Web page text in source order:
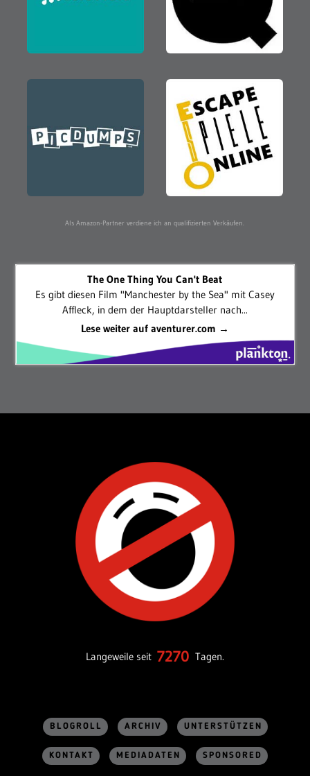
Als Amazon-Partner verdiene ich an qualifizierten Verkäufen.
The One Thing You Can't Beat
Es gibt diesen Film "Manchester by the Sea" mit Casey
Affleck, in dem der Hauptdarsteller nach...
Lese weiter auf aventurer.com →
Langeweile seit 7270 Tagen.
BLOGROLL ARCHIV UNTERSTÜTZEN
KONTAKT MEDIADATEN SPONSORED